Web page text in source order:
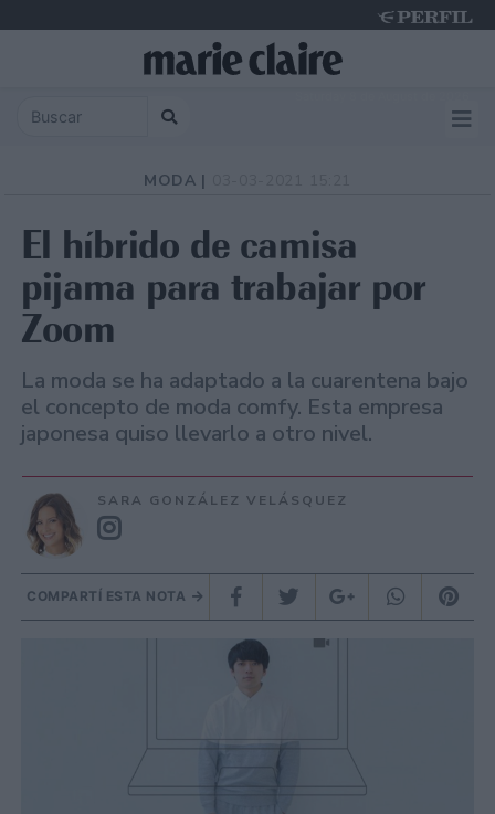
MODA |
El híbrido de camisa
pijama para trabajar por
Zoom
La moda se ha adaptado a la cuarentena bajo
el concepto de moda comfy. Esta empresa
japonesa quiso llevarlo a otro nivel.
SARA GONZÁLEZ VELÁSQUEZ
COMPARTÍ ESTA NOTA